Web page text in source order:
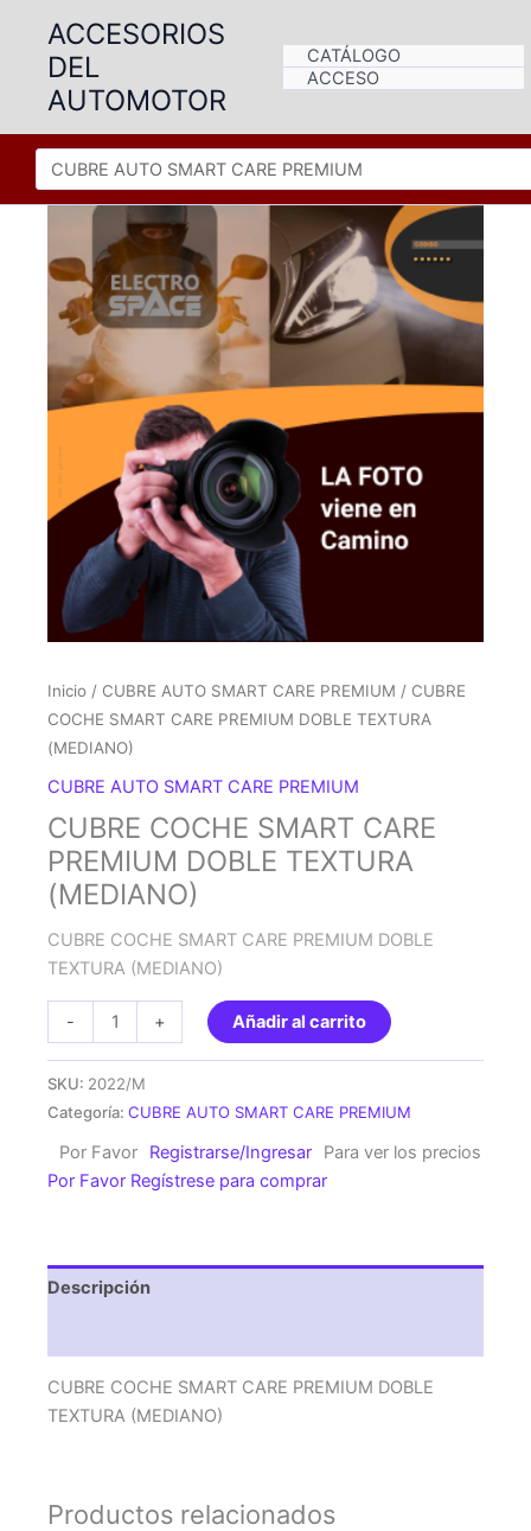
contenido
ACCESORIOS
DEL
AUTOMOTOR
CATÁLOGO
ACCESO
Inicio / CUBRE AUTO SMART CARE PREMIUM / CUBRE
COCHE SMART CARE PREMIUM DOBLE TEXTURA
(MEDIANO)
CUBRE AUTO SMART CARE PREMIUM
CUBRE COCHE SMART CARE
PREMIUM DOBLE TEXTURA
(MEDIANO)
CUBRE COCHE SMART CARE PREMIUM DOBLE
TEXTURA (MEDIANO)
-
COCHE
PREMIUM
DOBLE
TEXTURA
+ Añadir al carrito
SKU: 2022/M
Categoría: CUBRE AUTO SMART CARE PREMIUM
Por Favor Registrarse/Ingresar
Para ver los precios
Por Favor Regístrese para comprar
Descripción
CUBRE COCHE SMART CARE PREMIUM DOBLE
TEXTURA (MEDIANO)
Productos relacionados